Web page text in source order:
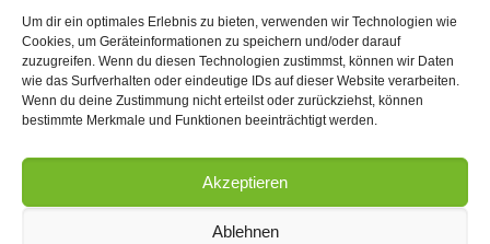
Um dir ein optimales Erlebnis zu bieten, verwenden wir Technologien wie
Cookies, um Geräteinformationen zu speichern und/oder darauf
zuzugreifen. Wenn du diesen Technologien zustimmst, können wir Daten
wie das Surfverhalten oder eindeutige IDs auf dieser Website verarbeiten.
Wenn du deine Zustimmung nicht erteilst oder zurückziehst, können
bestimmte Merkmale und Funktionen beeinträchtigt werden.
Akzeptieren
Ablehnen
Madeleine Einzelzimmer
Zimmer bis zu 14 qm teilweise zum ruhigen Innenhof. Diese
Zimmer haben eine große Fensterfront so dass sie hell und
freundlich sind.Farblich wird Dich jedes Zimmer auf das Neue
Decke aus Tencell Fasern/ Bio Bettwäsche/32 Zoll LG Flat
TV/Highspeed Wifi/hochwertige sowie nachhaltige
Pflegeprodukte führender Marken.